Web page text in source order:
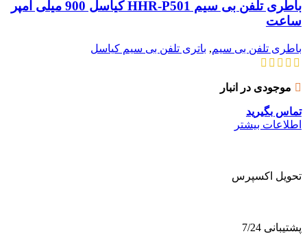
باطری تلفن بی سیم HHR-P501 کیاسل 900 میلی آمپر
ساعت
باطری تلفن بی سیم, باتری تلفن بی سیم کیاسل
موجودی در انبار
تماس بگیرید
اطلاعات بیشتر
تحویل اکسپرس
پشتیبانی 7/24